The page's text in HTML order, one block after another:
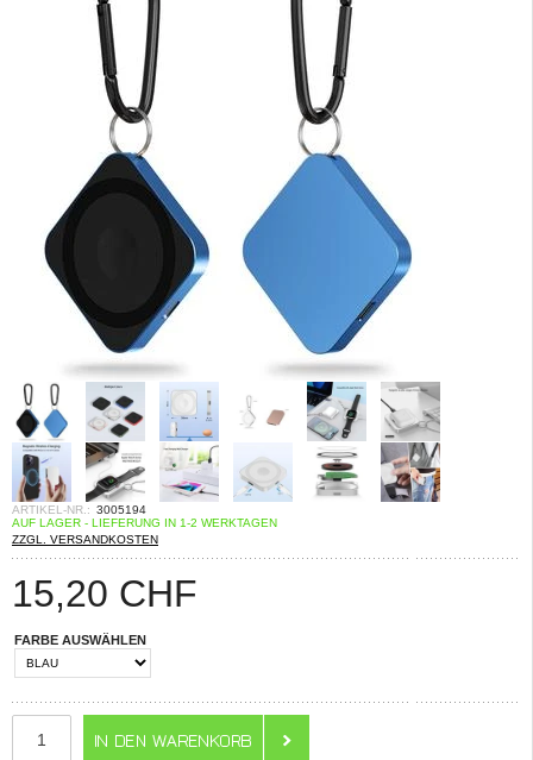
ARTIKEL-NR.: 3005194
AUF LAGER - LIEFERUNG IN 1-2 WERKTAGEN
ZZGL. VERSANDKOSTEN
15,20 CHF
FARBE AUSWÄHLEN